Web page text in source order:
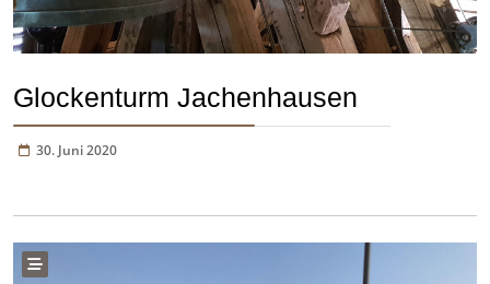
Glockenturm Jachenhausen
30. Juni 2020